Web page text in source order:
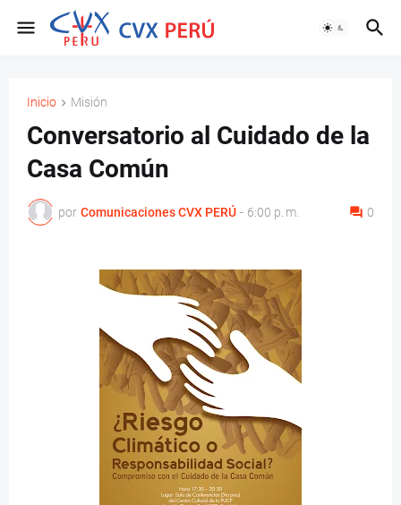
Inicio Misión
Conversatorio al Cuidado de la
Casa Común
por Comunicaciones CVX PERÚ - 6:00 p. m. 0